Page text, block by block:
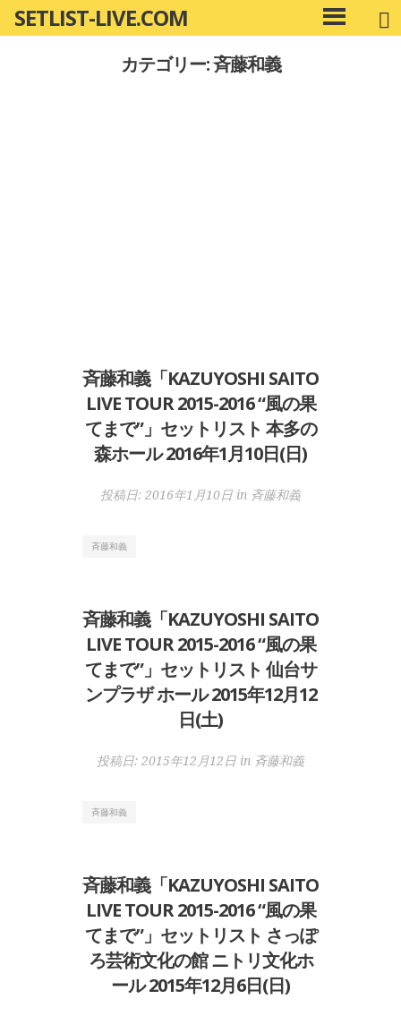
ン
SETLIST-LIVE.COM
メ
イ
カテゴリー: 斉藤和義
斉藤和義「KAZUYOSHI SAITO
LIVE TOUR 2015-2016 “風の果
てまで”」セットリスト 本多の
森ホール 2016年1月10日(日)
投稿日: 2016年1月10日 in 斉藤和義
斉藤和義
斉藤和義「KAZUYOSHI SAITO
LIVE TOUR 2015-2016 “風の果
てまで”」セットリスト 仙台サ
ンプラザ ホール 2015年12月12
日(土)
投稿日: 2015年12月12日 in 斉藤和義
斉藤和義
斉藤和義「KAZUYOSHI SAITO
LIVE TOUR 2015-2016 “風の果
てまで”」セットリスト さっぽ
ろ芸術文化の館 ニトリ文化ホ
ール 2015年12月6日(日)